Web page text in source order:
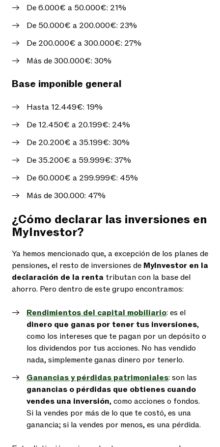
De 6.000€ a 50.000€: 21%
De 50.000€ a 200.000€: 23%
De 200.000€ a 300.000€: 27%
Más de 300.000€: 30%
Base imponible general
Hasta 12.449€: 19%
De 12.450€ a 20.199€: 24%
De 20.200€ a 35.199€: 30%
De 35.200€ a 59.999€: 37%
De 60.000€ a 299.999€: 45%
Más de 300.000: 47%
¿Cómo declarar las inversiones en
MyInvestor?
Ya hemos mencionado que, a excepción de los planes de
pensiones, el resto de inversiones de MyInvestor en la
declaración de la renta tributan con la base del
ahorro. Pero dentro de este grupo encontramos:
Rendimientos del capital mobiliario: es el
dinero que ganas por tener tus inversiones,
como los intereses que te pagan por un depósito o
los dividendos por tus acciones. No has vendido
nada, simplemente ganas dinero por tenerlo.
Ganancias y pérdidas patrimoniales: son las
ganancias o pérdidas que obtienes cuando
vendes una inversión, como acciones o fondos.
Si la vendes por más de lo que te costó, es una
ganancia; si la vendes por menos, es una pérdida.